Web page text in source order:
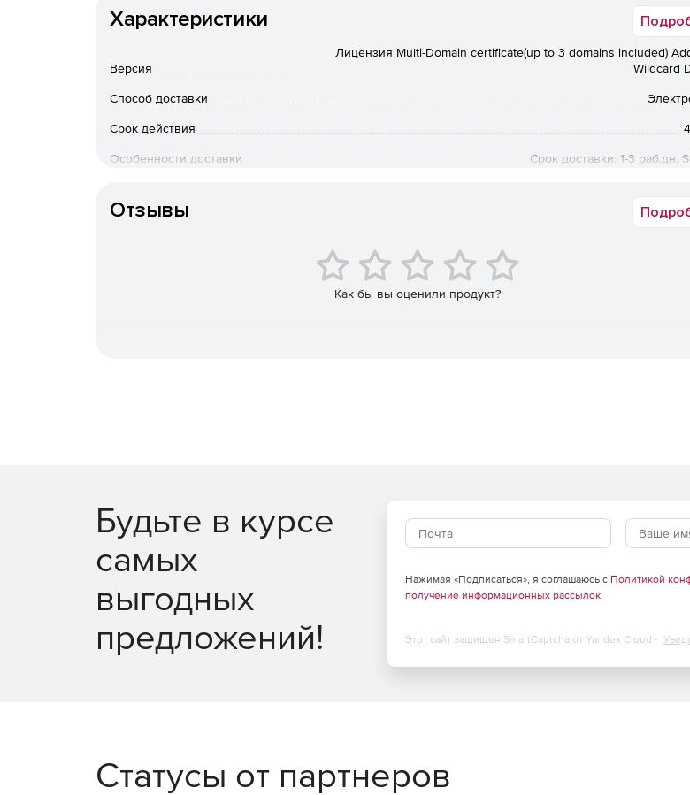
Подтвержденный домен, 2048-битный отраслевой сертификат SSL.
Беспроблемная выдача сертификатов SSL 24/7.
Характеристики
Версия
Лицензия Multi-Domain certificate(up to 3 domains included)
Wildcard
Способ доставки
Срок действия
Особенности доставки Срок доставки: 1-3 раб.дн.
Отзывы
Как бы вы оценили продукт?
Будьте в курсе
самых
выгодных
предложений!
Нажимая «Подписаться», я соглашаюсь с Политикой
получение информационных рассылок.
Этот сайт защищен SmartCaptcha от Yandex Cloud -
Статусы от партнеров